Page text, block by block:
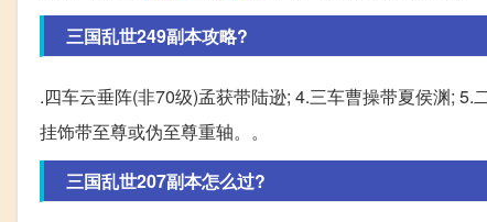
三国乱世249副本攻略?
.四车云垂阵(非70级)孟获带陆逊; 4.三车曹操带夏侯渊;
挂饰带至尊或伪至尊重轴。。
三国乱世207副本怎么过?